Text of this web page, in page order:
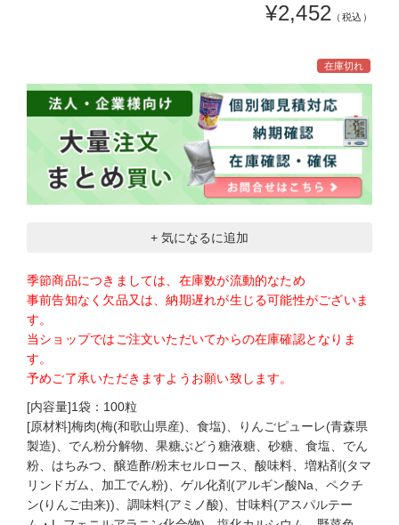
¥2,452 （税込）
在庫切れ
+ 気になるに追加
季節商品につきましては、在庫数が流動的なため
事前告知なく欠品又は、納期遅れが生じる可能性がございま
す。
当ショップではご注文いただいてからの在庫確認となりま
す。
予めご了承いただきますようお願い致します。
[内容量]1袋：100粒
[原材料]梅肉(梅(和歌山県産)、食塩)、りんごピューレ(青森県
製造)、でん粉分解物、果糖ぶどう糖液糖、砂糖、食塩、でん
粉、はちみつ、醸造酢/粉末セルロース、酸味料、増粘剤(タマ
リンドガム、加工でん粉)、ゲル化剤(アルギン酸Na、ペクチ
ン(りんご由来))、調味料(アミノ酸)、甘味料(アスパルテー